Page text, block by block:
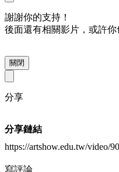
謝謝你的支持！
後面還有相關影片，或許你
關閉
分享
分享鏈結
https://artshow.edu.tw/video/
寫評論